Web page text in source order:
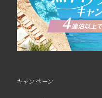
キャンペーン